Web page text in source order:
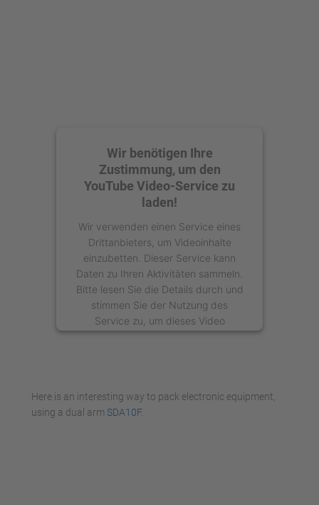
Wir benötigen Ihre
Zustimmung, um den
YouTube Video-Service zu
laden!
Wir verwenden einen Service eines
Drittanbieters, um Videoinhalte
einzubetten. Dieser Service kann
Daten zu Ihren Aktivitäten sammeln.
Bitte lesen Sie die Details durch und
stimmen Sie der Nutzung des
Service zu, um dieses Video
anzusehen.
Akzeptieren
Here is an interesting way to pack electronic equipment,
using a dual arm SDA10F.